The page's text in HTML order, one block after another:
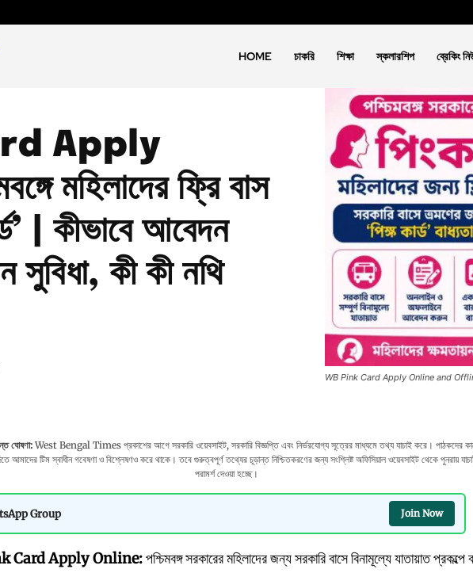
HOME চাকরি শিক্ষা স্কলারশিপ ব্রেকিং
Apply
মহিলাদের ফ্রি বাস
| কীভাবে আবেদন
সুবিধা, কী কী নথি
WB Pink Card Apply Online and
ঘোষণা:West Bengal Times প্রকাশের আগে সরকারি ওয়েবসাইট, সরকারি বিজ্ঞপ্তি এবং নির্ভরযোগ্য সূত্রের মাধ্যমে তথ্য যাচাই করে। পাঠকদের
আমাদের টিম স্বাধীন গবেষণা ও বিশ্লেষণও করে থাকে। তবে গুরুত্বপূর্ণ তথ্যের চূড়ান্ত নিশ্চিতকরণের জন্য সংশ্লিষ্ট অফিসিয়াল ওয়েবসাইট থেকে পুনরায়
পরামর্শ দেওয়া হচ্ছে।
Group Join Now
Card Apply Online:পশ্চিমবঙ্গ সরকারের মহিলাদের জন্য সরকারি বাসে বিনামূল্যে যাতায়াত প্রকল্পে